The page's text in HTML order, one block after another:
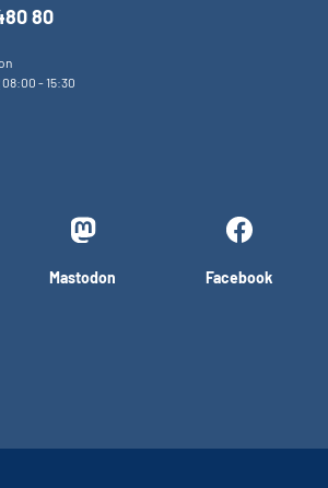
80
08:00 - 15:30
Mastodon Facebook